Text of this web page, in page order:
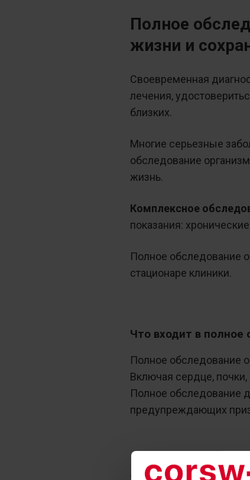
Полное
жизни и
Своевременная
лечения,
близких.
Многие серьезные
обследование
жизнь.
Комплексное
показания:
Полное обследование
стационаре клиники.
Что входит в полное
Полное обследование
Включая сердце,
Полное обследование
предупреждающих
В полное обследование